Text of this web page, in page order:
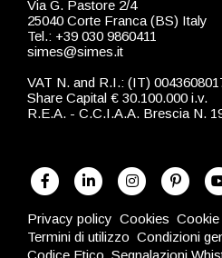
Via G. Pastore 2/4
25040 Corte Franca (BS) Italy
Tel.: +39 030 9860411
simes@simes.it
VAT N. and R.I.: (IT)
Share Capital € 30.100.000 i.v.
R.E.A. - C.C.I.A.A. Brescia N.
Privacy policy Cookies Cookie
Termini di utilizzo Condizioni